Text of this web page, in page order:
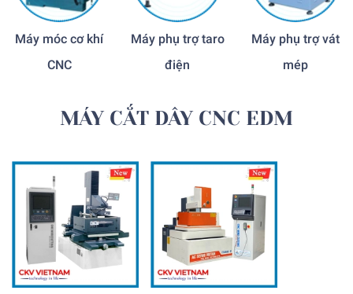
Máy móc cơ khí
CNC
Máy phụ trợ taro
điện
Máy phụ trợ vát
mép
MÁY CẮT DÂY CNC EDM